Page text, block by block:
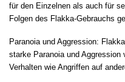
für den Einzelnen als auch für
Folgen des Flakka-Gebrauchs
Paranoia und Aggression:
starke Paranoia und
Verhalten wie Angriffen auf